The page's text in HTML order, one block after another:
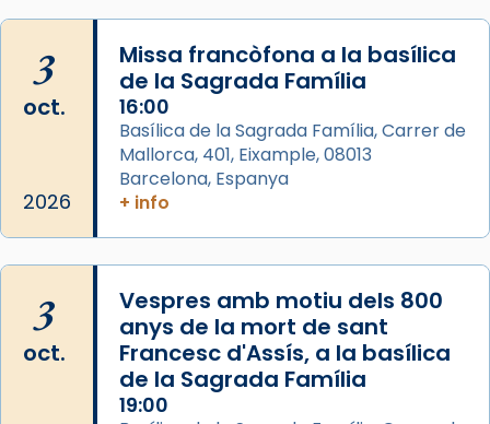
Memòria de les santes Juliana i
Semproniana, verges i màrtirs.
Acompanyant la història de sant Cugat, a
partir de l’Edat Mitjana sorgeix la tradició
que les santes Juliana (“relatiu a Júlia”) i
Semproniana (“relatiu a Semprònia =
eterna”) són deixebles seves. I l’any 1667, el
frare Joan Gaspar Roig, afirma en una obra
que les santes són filles de l’antiga Iluro.
Mataró en reivindicarà les relíquies fins que
les aconseguirà el 1772. L’ofici que es canta
a la “Missa de les Santes” (“Missa de
Glòria”) fou composta el 1848 per Mn.
Manuel Blanch, amb aire d’òpera
italianitzant; s’interpreta per privilegi
3
oct.
2026
Missa francòfona a la basílica
de la Sagrada Família
16:00
Basílica de la Sagrada Família, Carrer de
Mallorca, 401, Eixample, 08013
Barcelona, Espanya
+ info
3
oct.
Vespres amb motiu dels 800
anys de la mort de sant
Francesc d'Assís, a la basílica
de la Sagrada Família
19:00